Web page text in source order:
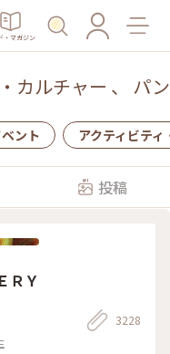
・マガジン
カルチャー 、 パン
ント アクティビティ
投稿
ＲＹ
3228